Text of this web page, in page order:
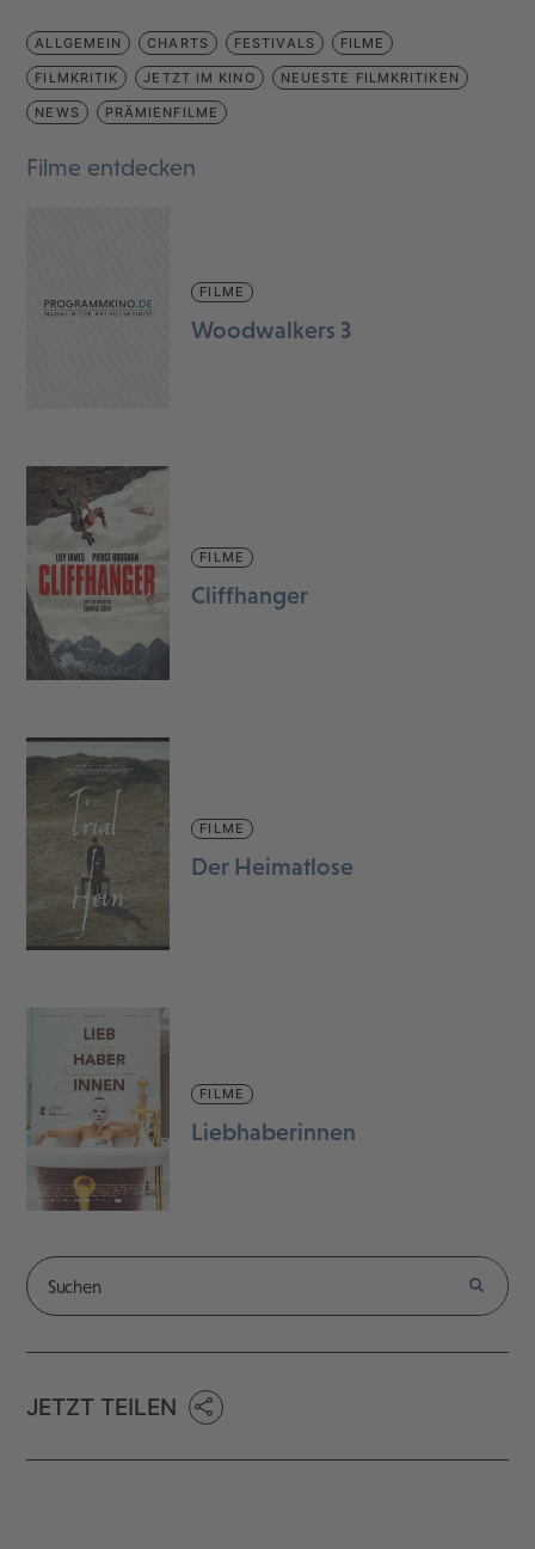
ALLGEMEIN CHARTS FESTIVALS FILME
FILMKRITIK JETZT IM KINO NEUESTE FILMKRITIKEN
NEWS PRÄMIENFILME
Filme entdecken
FILME
Woodwalkers 3
FILME
Cliffhanger
FILME
Der Heimatlose
FILME
Liebhaberinnen
JETZT TEILEN